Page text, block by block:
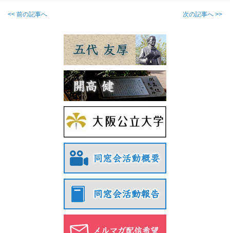
<< 前の記事へ 次の記事へ >>